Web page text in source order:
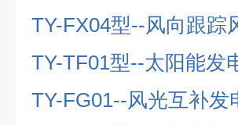
TY-FX04型--风向跟踪
TY-TF01型--太阳能发
TY-FG01--风光互补发